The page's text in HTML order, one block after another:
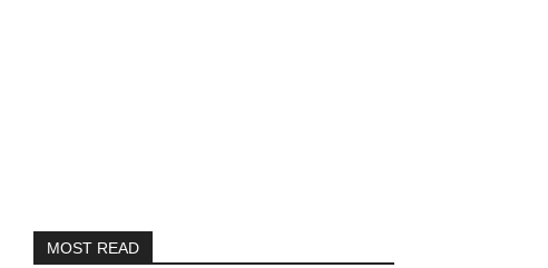
MOST READ